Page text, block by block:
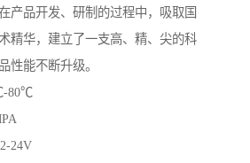
产品开发、研制的过程中，吸取国
精华，建立了一支高、精、尖的科
性能不断升级。
80℃
24V